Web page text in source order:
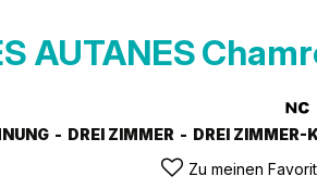
AUTANES
DREI ZIMMER DREI ZIMMER-
Zu meinen